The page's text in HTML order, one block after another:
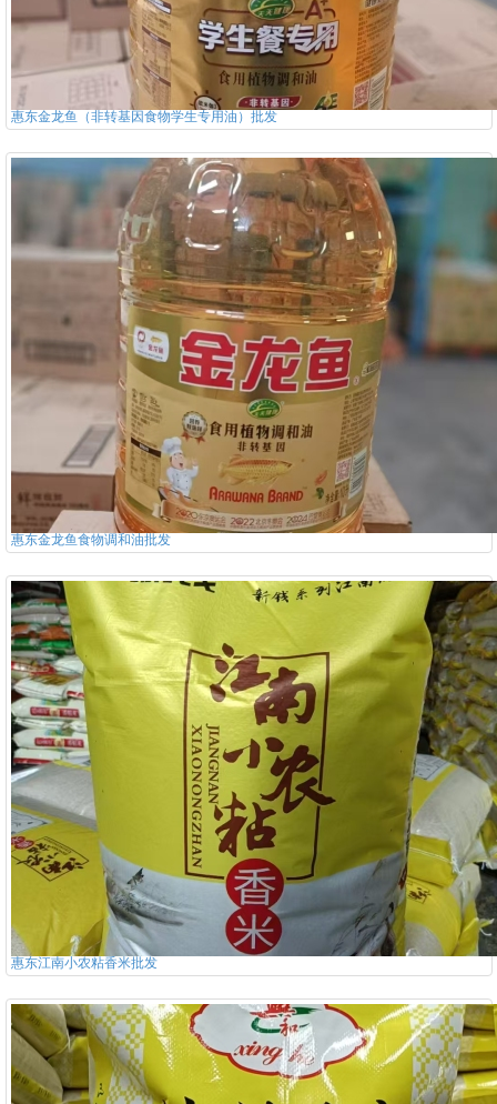
惠东金龙鱼（非转基因食物学生专用油）批发
惠东金龙鱼食物调和油批发
惠东江南小农粘香米批发